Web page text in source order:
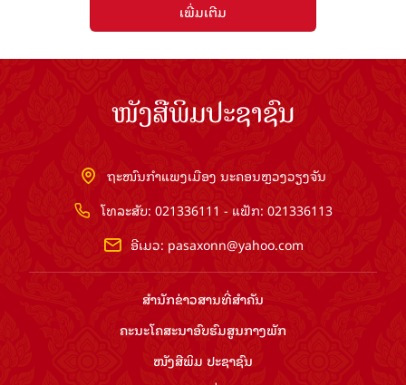
ເພີ່ມເຕີມ
ໜັງສືພິມປະຊາຊົນ
ຖະໜົນກຳແພງເມືອງ ນະຄອນຫຼວງວຽງຈັນ
ໂທລະສັບ: 021336111 - ແຟັກ: 021336113
ອີເມວ: pasaxonn@yahoo.com
ສຳ​ນັກ​ຂ່າວ​ສານ​ທີ່​ສຳ​ຄັນ​
ຄະນະໂຄສະນາອົບຮົມ​ສູນ​ກາງ​ພັກ
ໜັງສືພິມ ປະ​ຊາ​ຊົນ